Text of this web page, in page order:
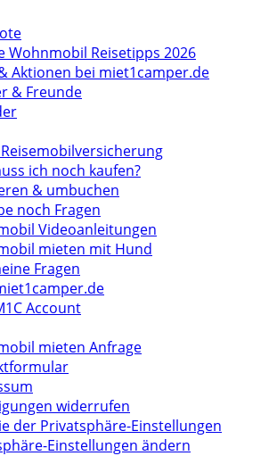
Wohnmobil Reisetipps 2026
Aktionen bei miet1camper.de
& Freunde
Reisemobilversicherung
ich noch kaufen?
& umbuchen
noch Fragen
Videoanleitungen
mieten mit Hund
Fragen
Account
mieten Anfrage
widerrufen
der Privatsphäre-Einstellungen
Einstellungen ändern